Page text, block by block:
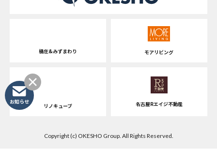
桶庄&みずまわり モアリビング
リノキューブ 名古屋Rエイジ不動産
Copyright (c) OKESHO Group. All Rights Reserved.
お知らせ